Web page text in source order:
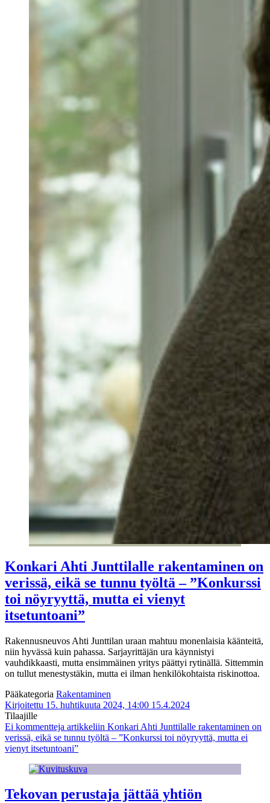
Konkari Ahti Junttilalle rakentaminen on
verissä, eikä se tunnu työltä – ”Konkurssi
toi nöyryyttä, mutta ei vienyt
itsetuntoani”
Rakennusneuvos Ahti Junttilan uraan mahtuu monenlaisia käänteitä,
niin hyvässä kuin pahassa. Sarjayrittäjän ura käynnistyi
vauhdikkaasti, mutta ensimmäinen yritys päättyi rytinällä. Sittemmin
on tullut menestystäkin, mutta ei ilman henkilökohtaista riskinottoa.
Pääkategoria Rakentaminen
Kirjoitettu 15. huhtikuuta 2024, 14:00 15.4.2024
Tilaajille
Ei kommentteja artikkeliin Konkari Ahti Junttilalle rakentaminen on
verissä, eikä se tunnu työltä – ”Konkurssi toi nöyryyttä, mutta ei
vienyt itsetuntoani”
Tekovan perustaja jättää yhtiön